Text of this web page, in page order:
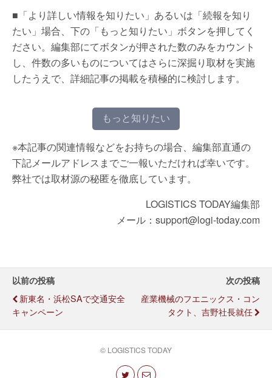
■「より詳しい情報を知りたい」あるいは「続報を知り
たい」場合、下の「もっと知りたい」ボタンを押してく
ださい。編集部にてボタンが押された数のみをカウント
し、件数の多いものについてはさらに深掘り取材を実施
したうえで、詳細記事の掲載を積極的に検討します。
もっと知りたい
※本記事の関連情報などをお持ちの場合、編集部直通の
下記メールアドレスまでご一報いただければ幸いです。
弊社では取材源の秘匿を徹底しています。
LOGISTICS TODAY編集部
メール：support@logi-today.com
以前の投稿
新東名・浜松SAで交通安全
キャンペーン
次の投稿
産業機械のフエニックス・コン
タクト、吉野社長就任
© LOGISTICS TODAY